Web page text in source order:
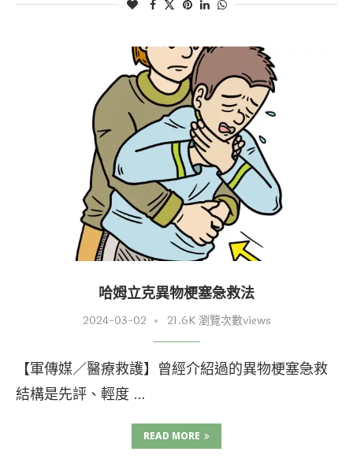
哈姆立克異物梗塞急救法
2024-03-02 21.6K 瀏覽次數views
【軍傳媒／醫療救護】曾經介紹過的異物梗塞急救
結構是先評、輕度 …
READ MORE